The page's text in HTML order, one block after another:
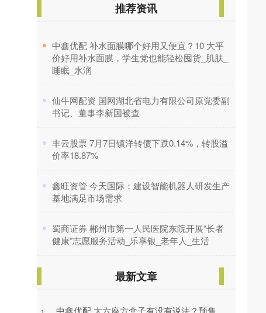
推荐资讯
​中鑫优配 补水面膜哪个好用又便宜？10 大平
价好用补水面膜，学生党也能轻松囤货_肌肤_
睡眠_水润
​仙牛网配资 国网湖北省电力有限公司原党委副
书记、董事李新国被查
​丰云股票 7月7日镇洋转债下跌0.14%，转股溢
价率18.87%
​鑫旺资管 今天国际：建设智能机器人研发生产
基地满足市场需求
​蜀商证券 郴州市第一人民医院东院开展“长者
健康”志愿服务活动_乐享银_老年人_生活
最新文章
中鑫优配 大六座方盒子有没有说法？预售